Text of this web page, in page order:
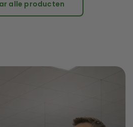
alle producten